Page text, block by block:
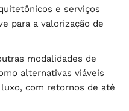
e serviços
para a valorização de
modalidades de
alternativas viáveis
com retornos de até